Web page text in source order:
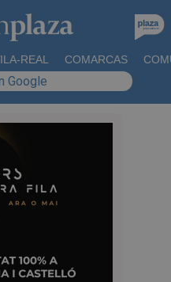
REAL COMARCAS
Google